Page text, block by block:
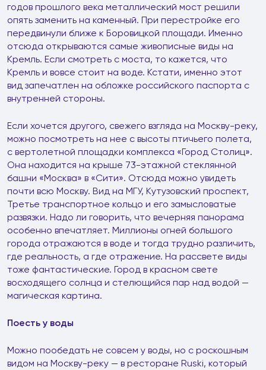
годов прошлого века металлический мост решили
опять заменить на каменный. При перестройке его
передвинули ближе к Боровицкой площади. Именно
отсюда открываются самые живописные виды на
Кремль. Если смотреть с моста, то кажется, что
Кремль и вовсе стоит на воде. Кстати, именно этот
вид запечатлен на обложке российского паспорта с
внутренней стороны.
Если хочется другого, свежего взгляда на Москву-реку,
можно посмотреть на нее с высоты птичьего полета,
с вертолетной площадки комплекса «Город Столиц».
Она находится на крыше 73-этажной стеклянной
башни «Москва» в «Сити». Отсюда можно увидеть
почти всю Москву. Вид на МГУ, Кутузовский проспект,
Третье транспортное кольцо и его замысловатые
развязки. Надо ли говорить, что вечерняя панорама
особенно впечатляет. Миллионы огней большого
города отражаются в воде и тогда трудно различить,
где реальность, а где отражение. На рассвете виды
тоже фантастические. Город в красном свете
восходящего солнца и стелющийся пар над водой —
магическая картина.
Поесть у воды
Можно пообедать не совсем у воды, но с роскошным
видом на Москву-реку — в ресторане Ruski, который